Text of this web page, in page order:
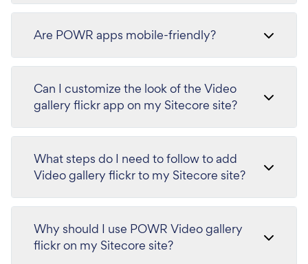
Are POWR apps mobile-friendly?
Can I customize the look of the Video
gallery flickr app on my Sitecore site?
What steps do I need to follow to add
Video gallery flickr to my Sitecore site?
Why should I use POWR Video gallery
flickr on my Sitecore site?